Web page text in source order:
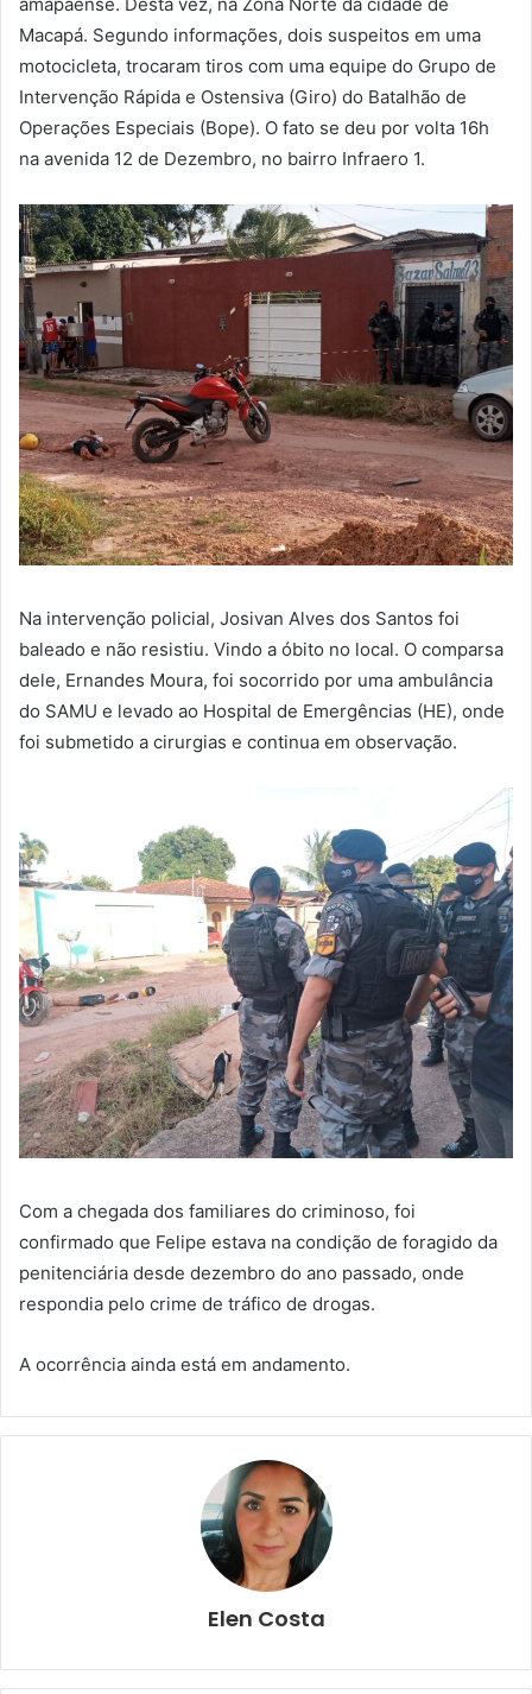
Macapá. Segundo informações, dois suspeitos em uma
motocicleta, trocaram tiros com uma equipe do Grupo de
Intervenção Rápida e Ostensiva (Giro) do Batalhão de
Operações Especiais (Bope). O fato se deu por volta 16h
na avenida 12 de Dezembro, no bairro Infraero 1.
Na intervenção policial, Josivan Alves dos Santos foi
baleado e não resistiu. Vindo a óbito no local. O comparsa
dele, Ernandes Moura, foi socorrido por uma ambulância
do SAMU e levado ao Hospital de Emergências (HE), onde
foi submetido a cirurgias e continua em observação.
Com a chegada dos familiares do criminoso, foi
confirmado que Felipe estava na condição de foragido da
penitenciária desde dezembro do ano passado, onde
respondia pelo crime de tráfico de drogas.
A ocorrência ainda está em andamento.
Elen Costa